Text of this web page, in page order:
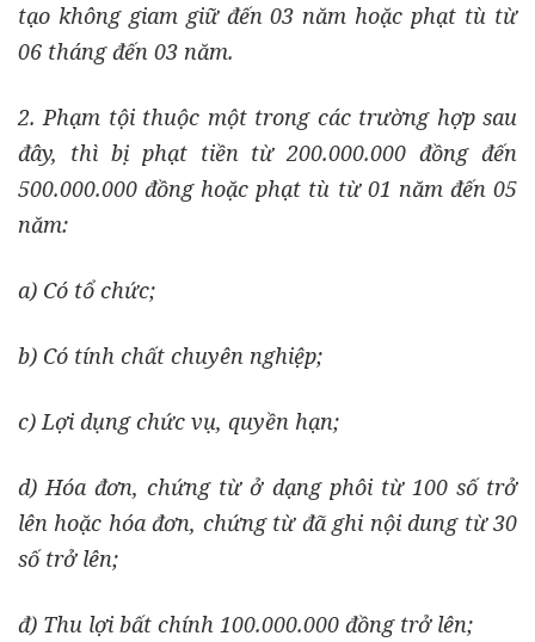
tạo không giam giữ đến 03 năm hoặc phạt tù từ
06 tháng đến 03 năm.
2. Phạm tội thuộc một trong các trường hợp sau
đây, thì bị phạt tiền từ 200.000.000 đồng đến
500.000.000 đồng hoặc phạt tù từ 01 năm đến 05
năm:
a) Có tổ chức;
b) Có tính chất chuyên nghiệp;
c) Lợi dụng chức vụ, quyền hạn;
d) Hóa đơn, chứng từ ở dạng phôi từ 100 số trở
lên hoặc hóa đơn, chứng từ đã ghi nội dung từ 30
số trở lên;
đ) Thu lợi bất chính 100.000.000 đồng trở lên;